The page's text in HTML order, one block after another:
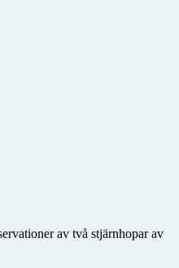
av två stjärnhopar av